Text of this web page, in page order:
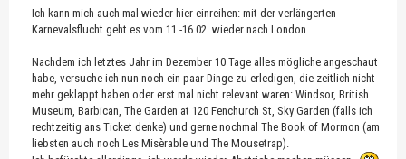
Ich kann mich auch mal wieder hier einreihen: mit der verlängerten
Karnevalsflucht geht es vom 11.-16.02. wieder nach London.
Nachdem ich letztes Jahr im Dezember 10 Tage alles mögliche angeschaut
habe, versuche ich nun noch ein paar Dinge zu erledigen, die zeitlich nicht
mehr geklappt haben oder erst mal nicht relevant waren: Windsor, British
Museum, Barbican, The Garden at 120 Fenchurch St, Sky Garden (falls ich
rechtzeitig ans Ticket denke) und gerne nochmal The Book of Mormon (am
liebsten auch noch Les Misèrable und The Mousetrap).